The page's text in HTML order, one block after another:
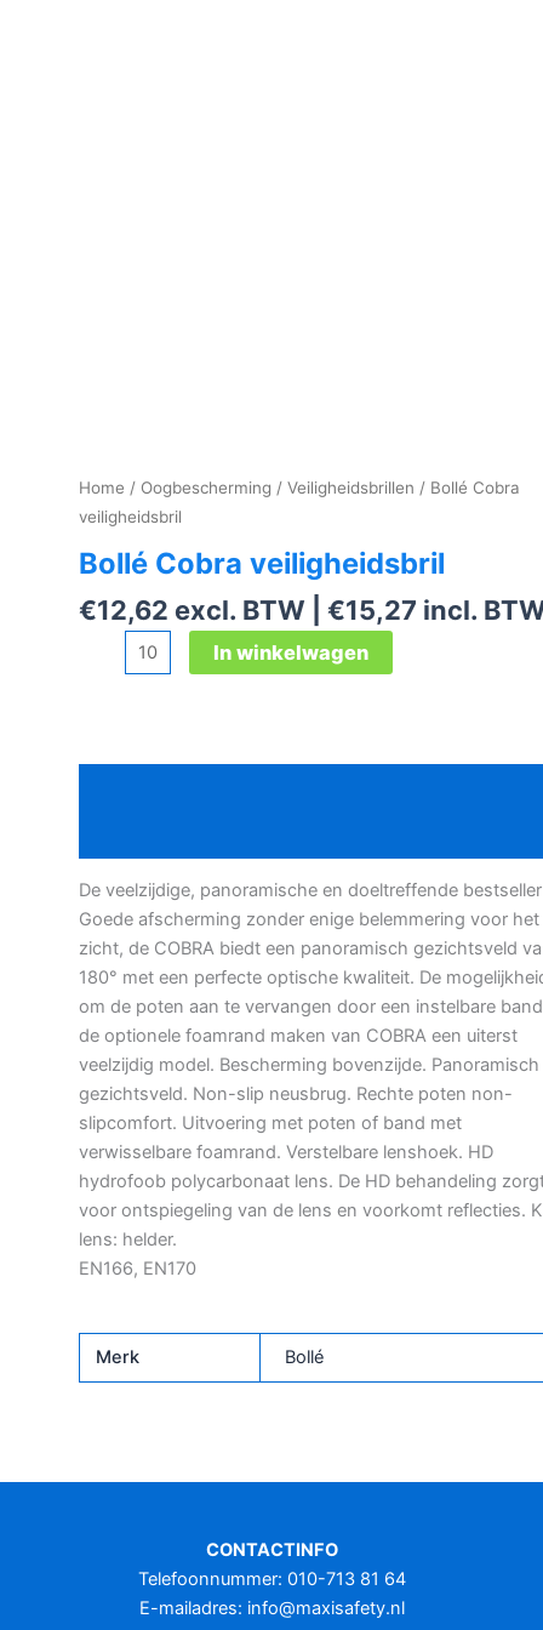
Home / Oogbescherming / Veiligheidsbrillen / Bollé Cobra
veiligheidsbril
Bollé Cobra veiligheidsbril
€12,62 excl. BTW | €15,27 incl.
Cobra
In winkelwagen
De veelzijdige, panoramische en doeltreffende
Goede afscherming zonder enige belemmering voor het
zicht, de COBRA biedt een panoramisch gezichtsveld
180° met een perfecte optische kwaliteit. De
om de poten aan te vervangen door een instelbare
de optionele foamrand maken van COBRA een uiterst
veelzijdig model. Bescherming bovenzijde. Panoramisch
gezichtsveld. Non-slip neusbrug. Rechte poten non-
slipcomfort. Uitvoering met poten of band met
verwisselbare foamrand. Verstelbare lenshoek. HD
hydrofoob polycarbonaat lens. De HD behandeling
voor ontspiegeling van de lens en voorkomt reflecties.
lens: helder.
EN166, EN170
Merk Bollé
CONTACTINFO
Telefoonnummer: 010-713 81 64
E-mailadres: info@maxisafety.nl